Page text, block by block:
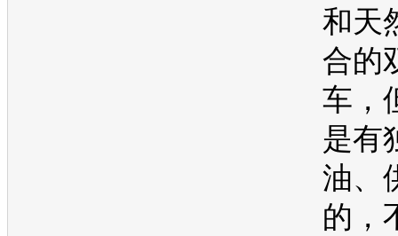
和天
合的
车，
是有
油、
的，